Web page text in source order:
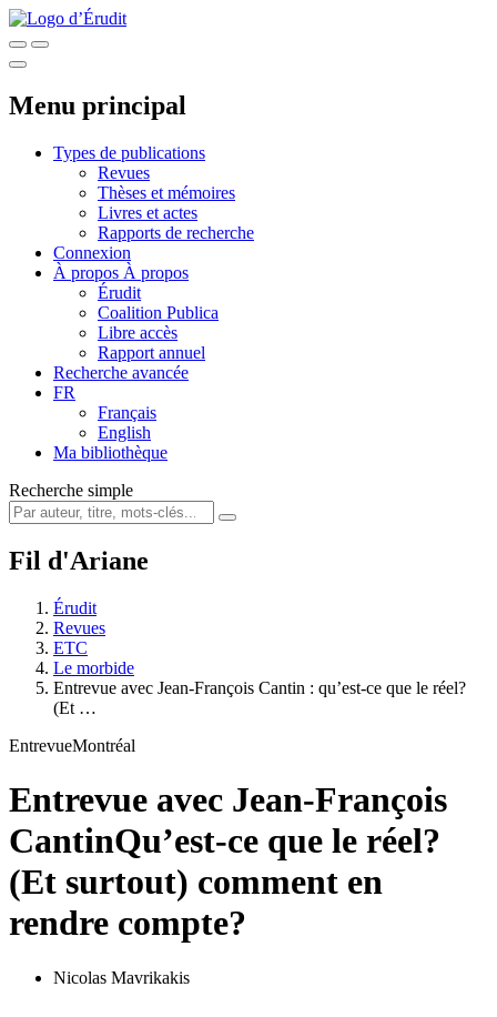
Menu principal
Types de publications
Revues
Thèses et mémoires
Livres et actes
Rapports de recherche
Connexion
À propos À propos
Érudit
Coalition Publica
Libre accès
Rapport annuel
Recherche avancée
FR
Français
English
Ma bibliothèque
Recherche simple
Fil d'Ariane
Érudit
Revues
ETC
Le morbide
Entrevue avec Jean-François Cantin : qu’est-ce que le réel?
(Et …
EntrevueMontréal
Entrevue avec Jean-François
CantinQu’est-ce que le réel?
(Et surtout) comment en
rendre compte?
Nicolas Mavrikakis